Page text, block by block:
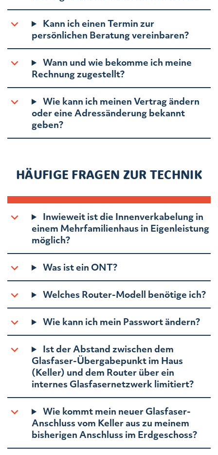
Kann ich einen Termin zur
persönlichen Beratung vereinbaren?
Wann und wie bekomme ich meine
Rechnung zugestellt?
Wie kann ich meinen Vertrag ändern
oder eine Adressänderung bekannt
geben?
HÄUFIGE FRAGEN ZUR TECHNIK
Inwieweit ist die Innenverkabelung in
einem Mehrfamilienhaus in Eigenleistung
möglich?
Was ist ein ONT?
Welches Router-Modell benötige ich?
Wie kann ich mein Passwort ändern?
Ist der Abstand zwischen dem
Glasfaser-Übergabepunkt im Haus
(Keller) und dem Router über ein
internes Glasfasernetzwerk limitiert?
Wie kommt mein neuer Glasfaser-
Anschluss vom Keller aus zu meinem
bisherigen Anschluss im Erdgeschoss?